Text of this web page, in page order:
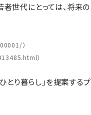
世代にとっては、将来の
）
）
とり暮らし」を提案するプ